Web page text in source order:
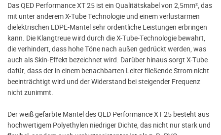
Das QED Performance XT 25 ist ein Qualitätskabel von 2,5mm², das
mit unter anderem X-Tube Technologie und einem verlustarmen
dielektrischen LDPE-Mantel sehr ordentliche Leistungen erbringen
kann. Die Klangtreue wird durch die X-Tube-Technologie bewahrt,
die verhindert, dass hohe Töne nach außen gedrückt werden, was
auch als Skin-Effekt bezeichnet wird. Darüber hinaus sorgt X-Tube
dafür, dass der in einem benachbarten Leiter fließende Strom nicht
beeinträchtigt wird und der Widerstand bei steigender Frequenz
nicht zunimmt.
Der weiß gefärbte Mantel des QED Performance XT 25 besteht aus
hochwertigem Polyethylen niedriger Dichte, das nicht nur stark und